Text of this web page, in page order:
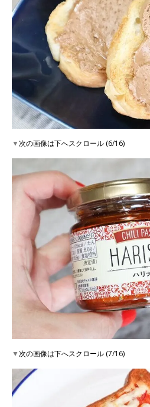
▼次の画像は下へスクロール (6/16)
▼次の画像は下へスクロール (7/16)